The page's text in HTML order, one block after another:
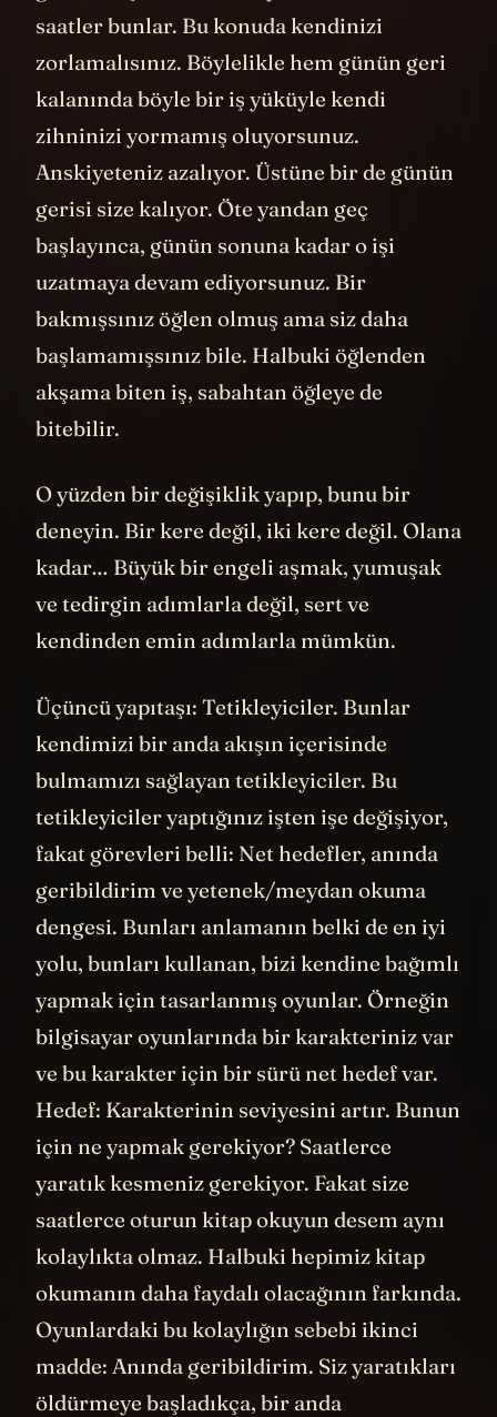
saatler bunlar. Bu konuda kendinizi
zorlamalısınız. Böylelikle hem günün geri
kalanında böyle bir iş yüküyle kendi
zihninizi yormamış oluyorsunuz.
Anskiyeteniz azalıyor. Üstüne bir de günün
gerisi size kalıyor. Öte yandan geç
başlayınca, günün sonuna kadar o işi
uzatmaya devam ediyorsunuz. Bir
bakmışsınız öğlen olmuş ama siz daha
başlamamışsınız bile. Halbuki öğlenden
akşama biten iş, sabahtan öğleye de
bitebilir.
O yüzden bir değişiklik yapıp, bunu bir
deneyin. Bir kere değil, iki kere değil. Olana
kadar… Büyük bir engeli aşmak, yumuşak
ve tedirgin adımlarla değil, sert ve
kendinden emin adımlarla mümkün.
Üçüncü yapıtaşı: Tetikleyiciler. Bunlar
kendimizi bir anda akışın içerisinde
bulmamızı sağlayan tetikleyiciler. Bu
tetikleyiciler yaptığınız işten işe değişiyor,
fakat görevleri belli: Net hedefler, anında
geribildirim ve yetenek/meydan okuma
dengesi. Bunları anlamanın belki de en iyi
yolu, bunları kullanan, bizi kendine bağımlı
yapmak için tasarlanmış oyunlar. Örneğin
bilgisayar oyunlarında bir karakteriniz var
ve bu karakter için bir sürü net hedef var.
Hedef: Karakterinin seviyesini artır. Bunun
için ne yapmak gerekiyor? Saatlerce
yaratık kesmeniz gerekiyor. Fakat size
saatlerce oturun kitap okuyun desem aynı
kolaylıkta olmaz. Halbuki hepimiz kitap
okumanın daha faydalı olacağının farkında.
Oyunlardaki bu kolaylığın sebebi ikinci
madde: Anında geribildirim. Siz yaratıkları
öldürmeye başladıkça, bir anda